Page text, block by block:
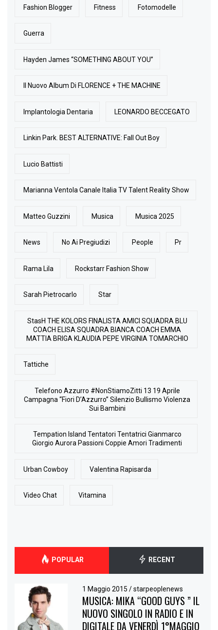
Fashion Blogger Fitness Fotomodelle
Guerra
Hayden James “SOMETHING ABOUT YOU”
Il Nuovo Album Di FLORENCE + THE MACHINE
Implantologia Dentaria LEONARDO BECCEGATO
Linkin Park. BEST ALTERNATIVE: Fall Out Boy
Lucio Battisti
Marianna Ventola Canale Italia TV Talent Reality Show
Matteo Guzzini Musica Musica 2025
News No Ai Pregiudizi People Pr
Rama Lila Rockstarr Fashion Show
Sarah Pietrocarlo Star
StasH THE KOLORS FINALISTA AMICI SQUADRA BLU
COACH ELISA SQUADRA BIANCA COACH EMMA
MATTIA BRIGA KLAUDIA PEPE VIRGINIA TOMARCHIO
Tattiche
Telefono Azzurro #NonStiamoZitti 13 19 Aprile
Campagna “Fiori D’Azzurro” Silenzio Bullismo Violenza
Sui Bambini
Tempation Island Tentatori Tentatrici Gianmarco
Giorgio Aurora Passioni Coppie Amori Tradimenti
Urban Cowboy Valentina Rapisarda
Video Chat Vitamina
POPULAR RECENT
1 Maggio 2015/ starpeoplenews
MUSICA: MIKA “GOOD GUYS ” IL
NUOVO SINGOLO IN RADIO E IN
DIGITALE DA VENERDÌ 1°MAGGIO